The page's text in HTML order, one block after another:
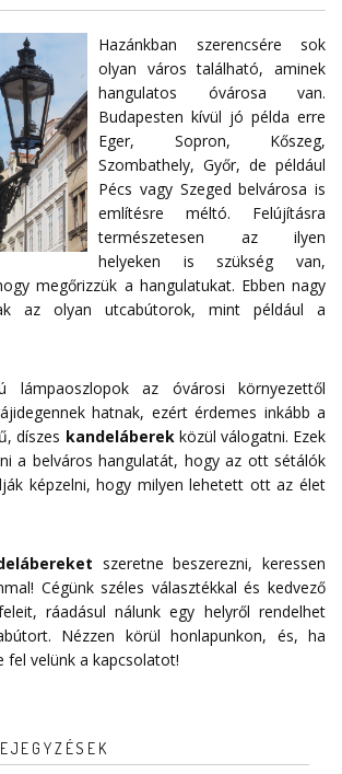
Hazánkban szerencsére sok
olyan város található, aminek
hangulatos óvárosa van.
Budapesten kívül jó példa erre
Eger, Sopron, Kőszeg,
Szombathely, Győr, de például
Pécs vagy Szeged belvárosa is
említésre méltó. Felújításra
természetesen az ilyen
helyeken is szükség van,
megőrizzük a hangulatukat. Ebben nagy
az olyan utcabútorok, mint például a
lámpaoszlopok az óvárosi környezettől
hatnak, ezért érdemes inkább a
díszes kandeláberekközül válogatni. Ezek
a belváros hangulatát, hogy az ott sétálók
képzelni, hogy milyen lehetett ott az élet
szeretne beszerezni, keressen
Cégünk széles választékkal és kedvező
ráadásul nálunk egy helyről rendelhet
Nézzen körül honlapunkon, és, ha
fel velünk a kapcsolatot!